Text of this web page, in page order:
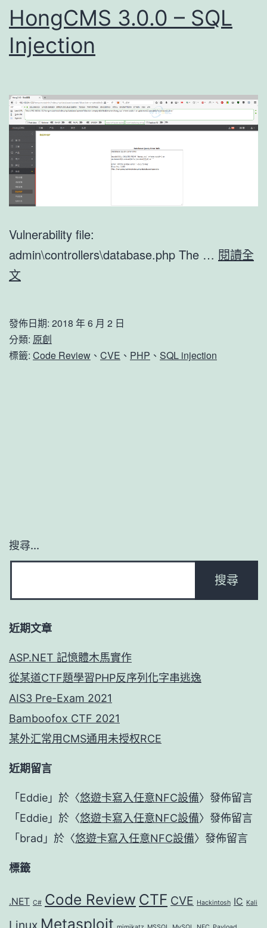
站
可
读
取
任
意
文
HongCMS 3.0.0 – SQL
Injection
Vulnerability file:
admin\controllers\database.php The … 閱讀全
文
–
SQL
Injection
發佈日期: 2018 年 6 月 2 日
分類: 原創
標籤: Code Review 、 CVE 、 PHP 、 SQL injection
搜尋...
近期文章
ASP.NET 記憶體木馬實作
從某道CTF題學習PHP反序列化字串逃逸
AIS3 Pre-Exam 2021
Bamboofox CTF 2021
某外汇常用CMS通用未授权RCE
近期留言
「 Eddie 」於〈悠遊卡寫入任意NFC設備〉發佈留言
「 Eddie 」於〈悠遊卡寫入任意NFC設備〉發佈留言
「 brad 」於〈悠遊卡寫入任意NFC設備〉發佈留言
標籤
.NET C# Code Review CTF CVE Hackintosh IC Kali
Metasploit